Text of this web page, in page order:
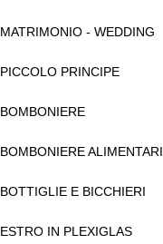
MATRIMONIO - WEDDING
PICCOLO PRINCIPE
BOMBONIERE
BOMBONIERE ALIMENTARI
BOTTIGLIE E BICCHIERI
ESTRO IN PLEXIGLAS